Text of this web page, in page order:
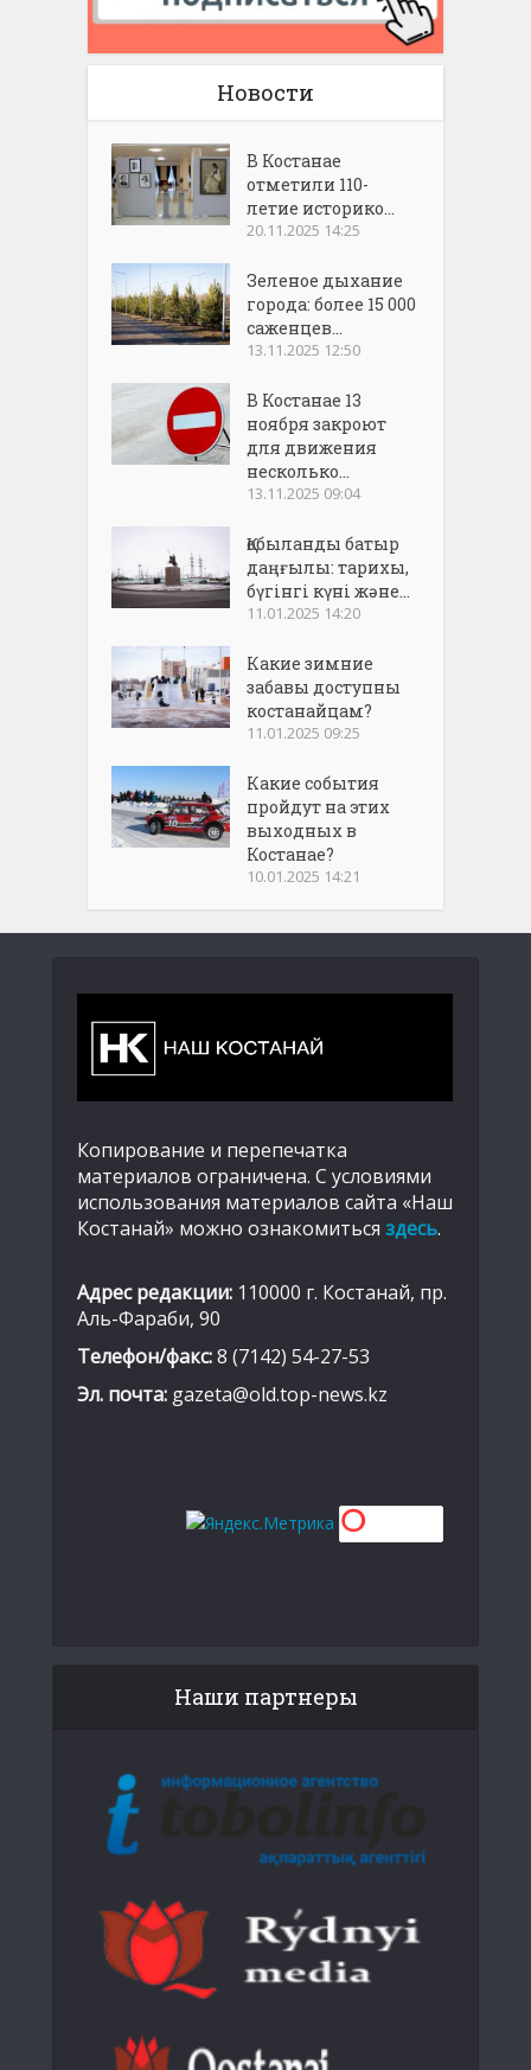
Новости
В Костанае
отметили 110-
летие историко...
20.11.2025 14:25
Зеленое дыхание
города: более 15 000
саженцев...
13.11.2025 12:50
В Костанае 13
ноября закроют
для движения
несколько...
13.11.2025 09:04
Қобыланды батыр
даңғылы: тарихы,
бүгінгі күні және...
11.01.2025 14:20
Какие зимние
забавы доступны
костанайцам?
11.01.2025 09:25
Какие события
пройдут на этих
выходных в
Костанае?
10.01.2025 14:21
Копирование и перепечатка
материалов ограничена. С условиями
использования материалов сайта «Наш
Костанай» можно ознакомиться здесь.
Адрес редакции: 110000 г. Костанай, пр.
Аль-Фараби, 90
Телефон/факс:8 (7142) 54-27-53
Эл. почта: gazeta@old.top-news.kz
Наши партнеры